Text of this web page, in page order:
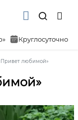
Круглосуточно
любимой»